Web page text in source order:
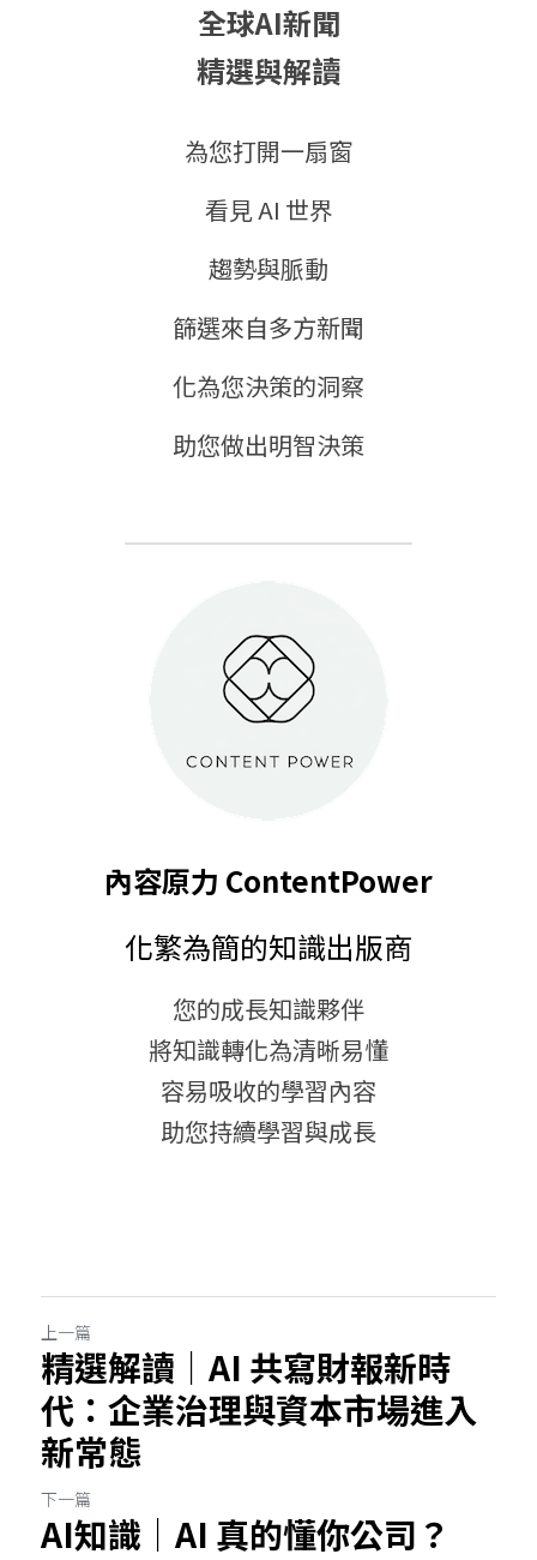
全球AI新聞
精選與解讀
為您打開一扇窗
看見 AI 世界
趨勢與脈動
篩選來自多方新聞
化為您決策的洞察
助您做出明智決策
內容原力 ContentPower
化繁為簡的知識出版商
您的成長知識夥伴
將知識轉化為清晰易懂
容易吸收的學習內容
助您持續學習與成長
上一篇
精選解讀｜AI 共寫財報新時
代：企業治理與資本市場進入
新常態
下一篇
AI知識｜AI 真的懂你公司？